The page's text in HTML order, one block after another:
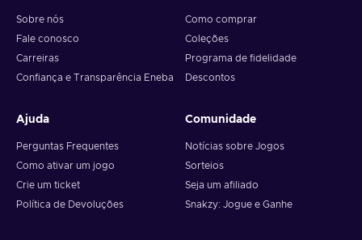
Sobre nós
Fale conosco
Carreiras
Confiança e Transparência Eneba
Como comprar
Coleções
Programa de fidelidade
Descontos
Ajuda
Perguntas Frequentes
Como ativar um jogo
Crie um ticket
Política de Devoluções
Comunidade
Notícias sobre Jogos
Sorteios
Seja um afiliado
Snakzy: Jogue e Ganhe